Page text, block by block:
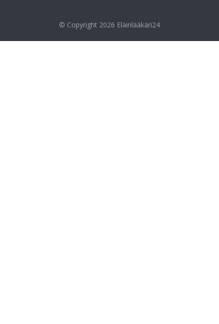
© Copyright 2026 Eläinlääkäri24